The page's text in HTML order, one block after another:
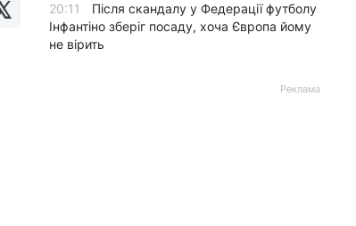
20:11
Після скандалу у Федерації футболу
Інфантіно зберіг посаду, хоча Європа йому
не вірить
Реклама